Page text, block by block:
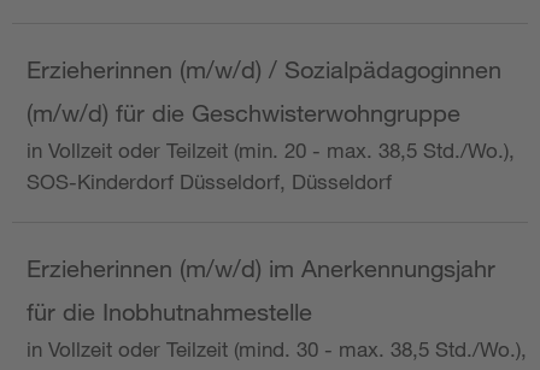
Erzieherinnen (m/w/d) / Sozialpädagoginnen
(m/w/d) für die Geschwisterwohngruppe
in Vollzeit oder Teilzeit (min. 20 - max. 38,5 Std./Wo.),
SOS-Kinderdorf Düsseldorf, Düsseldorf
Erzieherinnen (m/w/d) im Anerkennungsjahr
für die Inobhutnahmestelle
in Vollzeit oder Teilzeit (mind. 30 - max. 38,5 Std./Wo.),